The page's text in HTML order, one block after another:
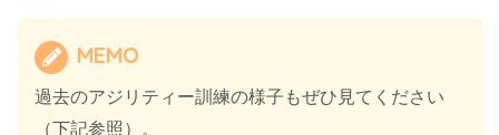
MEMO
過去のアジリティー訓練の様子もぜひ見てください
（下記参照）。